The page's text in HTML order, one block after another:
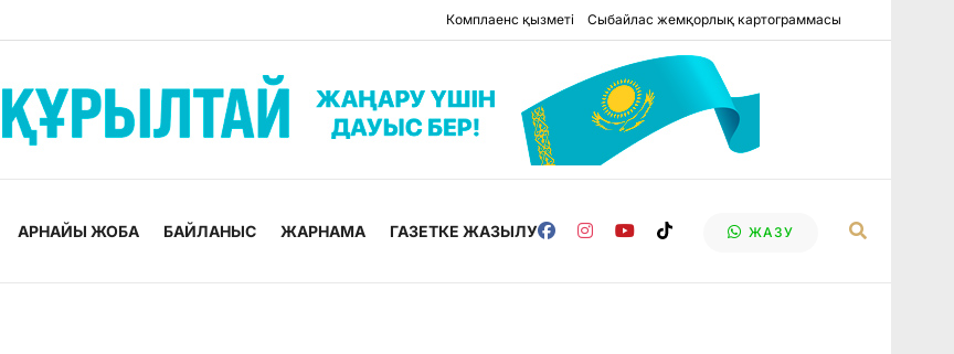
Комплаенс қызметі Сыбайлас жемқорлық картограммасы
АРНАЙЫ ЖОБА БАЙЛАНЫС ЖАРНАМА ГАЗЕТКЕ ЖАЗЫЛУ ЖАЗУ